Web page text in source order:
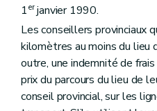
1erjanvier 1990.
Les conseillers provinciaux
kilomètres au moins du lieu
outre, une indemnité de
prix du parcours du lieu de
conseil provincial, sur les